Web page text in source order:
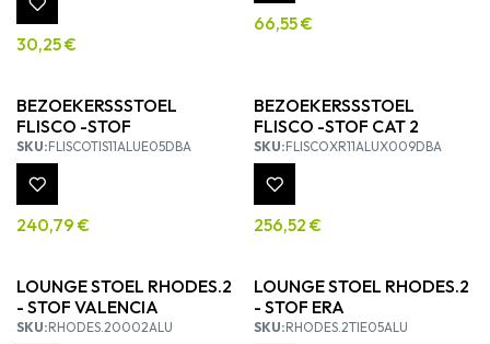
30,25€
66,55€
BEZOEKERSSSTOEL
FLISCO -STOF
SKU:FLISCOTIS11ALUE05DBA
240,79 €
BEZOEKERSSSTOEL
FLISCO -STOF CAT 2
SKU:FLISCOXR11ALUX009DBA
256,52 €
LOUNGE STOEL RHODES.2
- STOF VALENCIA
SKU:RHODES.20002ALU
LOUNGE STOEL RHODES.2
- STOF ERA
SKU:RHODES.2TIE05ALU